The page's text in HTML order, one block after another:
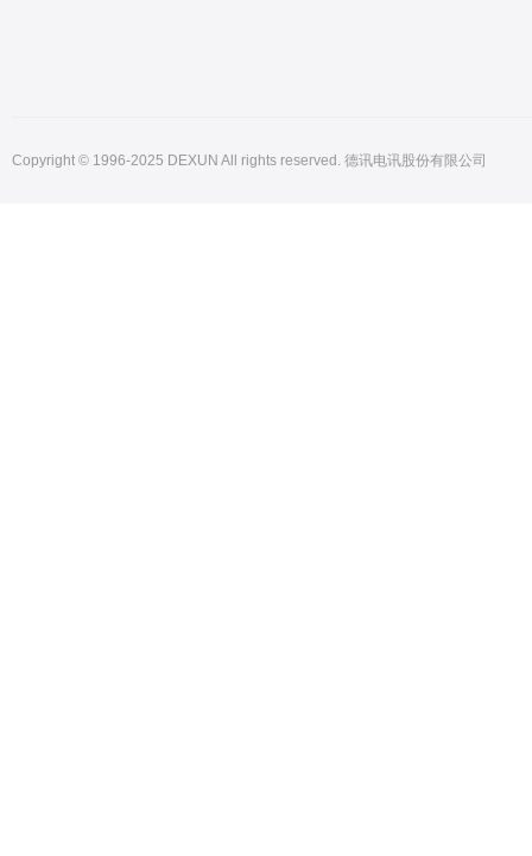
Copyright © 1996-2025 DEXUN All rights reserved. 德讯电讯股份有限公司